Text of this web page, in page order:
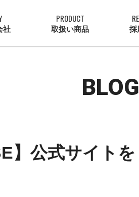
社
PRODUCT
取扱い商品 採
BLOG
】公式サイト